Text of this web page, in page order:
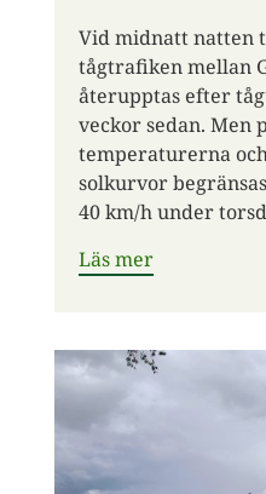
​​Vid midnatt natten
tågtrafiken mellan
återupptas efter
veckor sedan. Men
temperaturerna
solkurvor
40 km/h under
Läs mer